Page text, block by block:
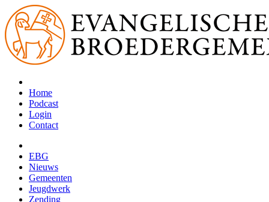
Home
Podcast
Login
Contact
EBG
Nieuws
Gemeenten
Jeugdwerk
Zending